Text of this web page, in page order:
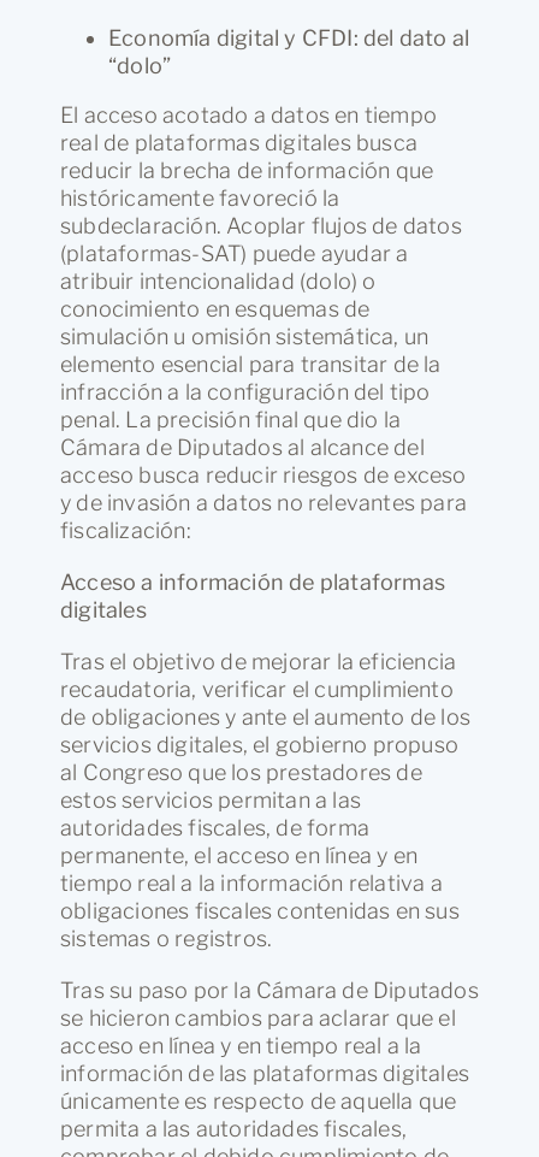
Economía digital y CFDI: del dato al
“dolo”
El acceso acotado a datos en tiempo
real de plataformas digitales busca
reducir la brecha de información que
históricamente favoreció la
subdeclaración. Acoplar flujos de datos
(plataformas-SAT) puede ayudar a
atribuir intencionalidad (dolo) o
conocimiento en esquemas de
simulación u omisión sistemática, un
elemento esencial para transitar de la
infracción a la configuración del tipo
penal. La precisión final que dio la
Cámara de Diputados al alcance del
acceso busca reducir riesgos de exceso
y de invasión a datos no relevantes para
fiscalización:
Acceso a información de plataformas
digitales
Tras el objetivo de mejorar la eficiencia
recaudatoria, verificar el cumplimiento
de obligaciones y ante el aumento de los
servicios digitales, el gobierno propuso
al Congreso que los prestadores de
estos servicios permitan a las
autoridades fiscales, de forma
permanente, el acceso en línea y en
tiempo real a la información relativa a
obligaciones fiscales contenidas en sus
sistemas o registros.
Tras su paso por la Cámara de Diputados
se hicieron cambios para aclarar que el
acceso en línea y en tiempo real a la
información de las plataformas digitales
únicamente es respecto de aquella que
permita a las autoridades fiscales,